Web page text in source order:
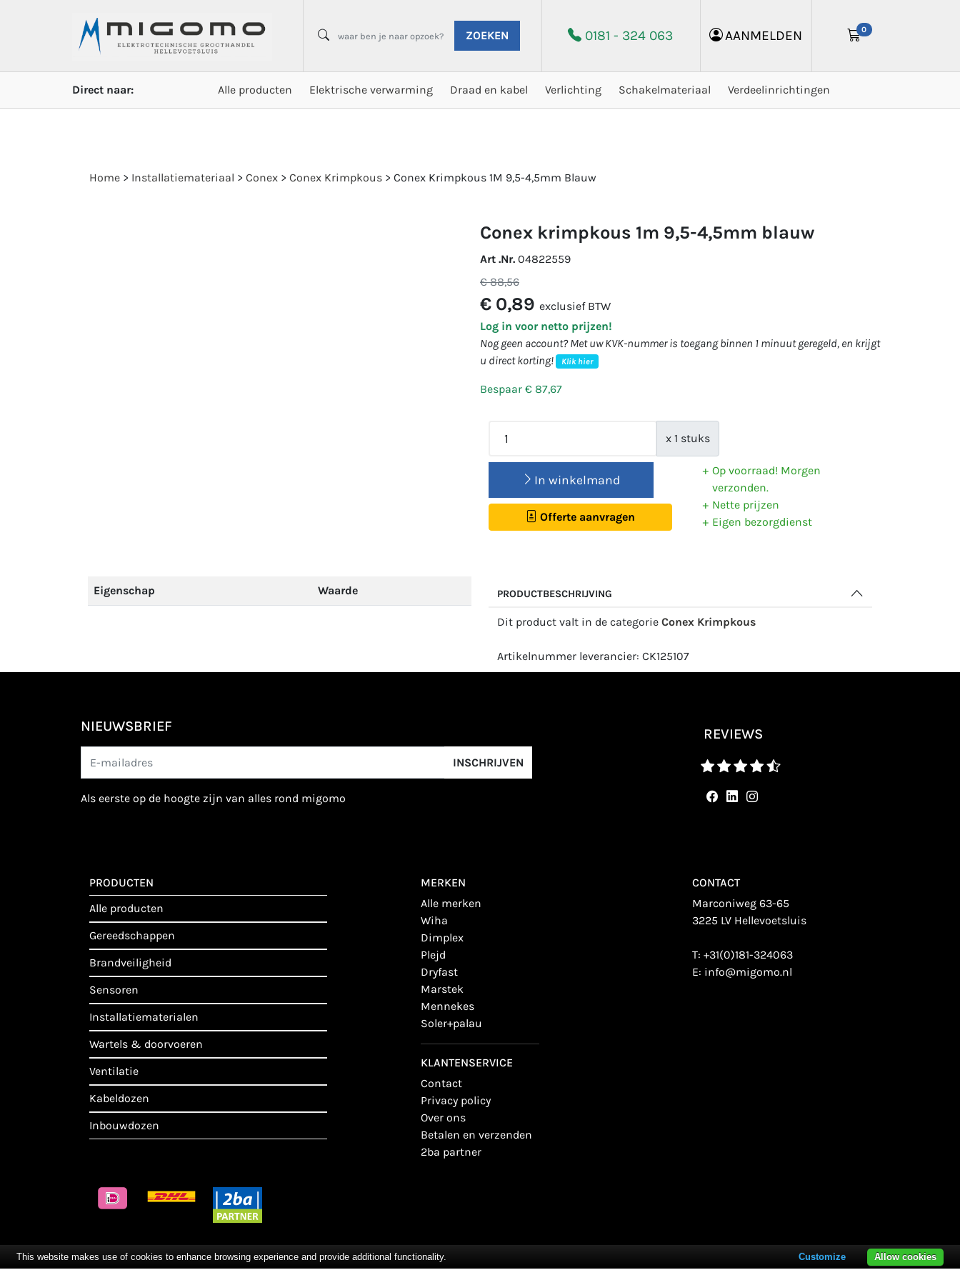
ZOEKEN 0181 - 324 063 AANMELDEN 0
Direct naar: Alle producten Elektrische verwarming Draad en kabel Verlichting Schakelmateriaal Verdeelinrichtingen
Home > Installatiemateriaal > Conex > Conex Krimpkous > Conex Krimpkous 1M 9,5-4,5mm Blauw
conex krimpkous 1m 9,5-4,5mm blauw
Art .Nr. 04822559
€ 88,56
€ 0,89 exclusief BTW
Log in voor netto prijzen!
Nog geen account? Met uw KVK-nummer is toegang binnen 1 minuut geregeld, en krijgt
u direct korting!
Klik hier
Bespaar € 87,67
x 1 stuks
In winkelmand
Offerte aanvragen
Op voorraad! Morgen
verzonden.
Nette prijzen
Eigen bezorgdienst
Eigenschap Waarde PRODUCTBESCHRIJVING
Dit product valt in de categorie Conex Krimpkous
Artikelnummer leverancier: CK125107
NIEUWSBRIEF
INSCHRIJVEN
als eerste op de hoogte zijn van alles rond migomo
REVIEWS
PRODUCTEN
alle producten
gereedschappen
brandveiligheid
sensoren
installatiematerialen
wartels & doorvoeren
ventilatie
kabeldozen
inbouwdozen
MERKEN
alle merken
wiha
dimplex
plejd
dryfast
marstek
mennekes
soler+palau
KLANTENSERVICE
contact
privacy policy
over ons
betalen en verzenden
2ba partner
CONTACT
Marconiweg 63-65
3225 LV Hellevoetsluis
T:+31(0)181-324063
E: info@migomo.nl
This website makes use of cookies to enhance browsing experience and provide additional functionality. Allow cookies
Customize